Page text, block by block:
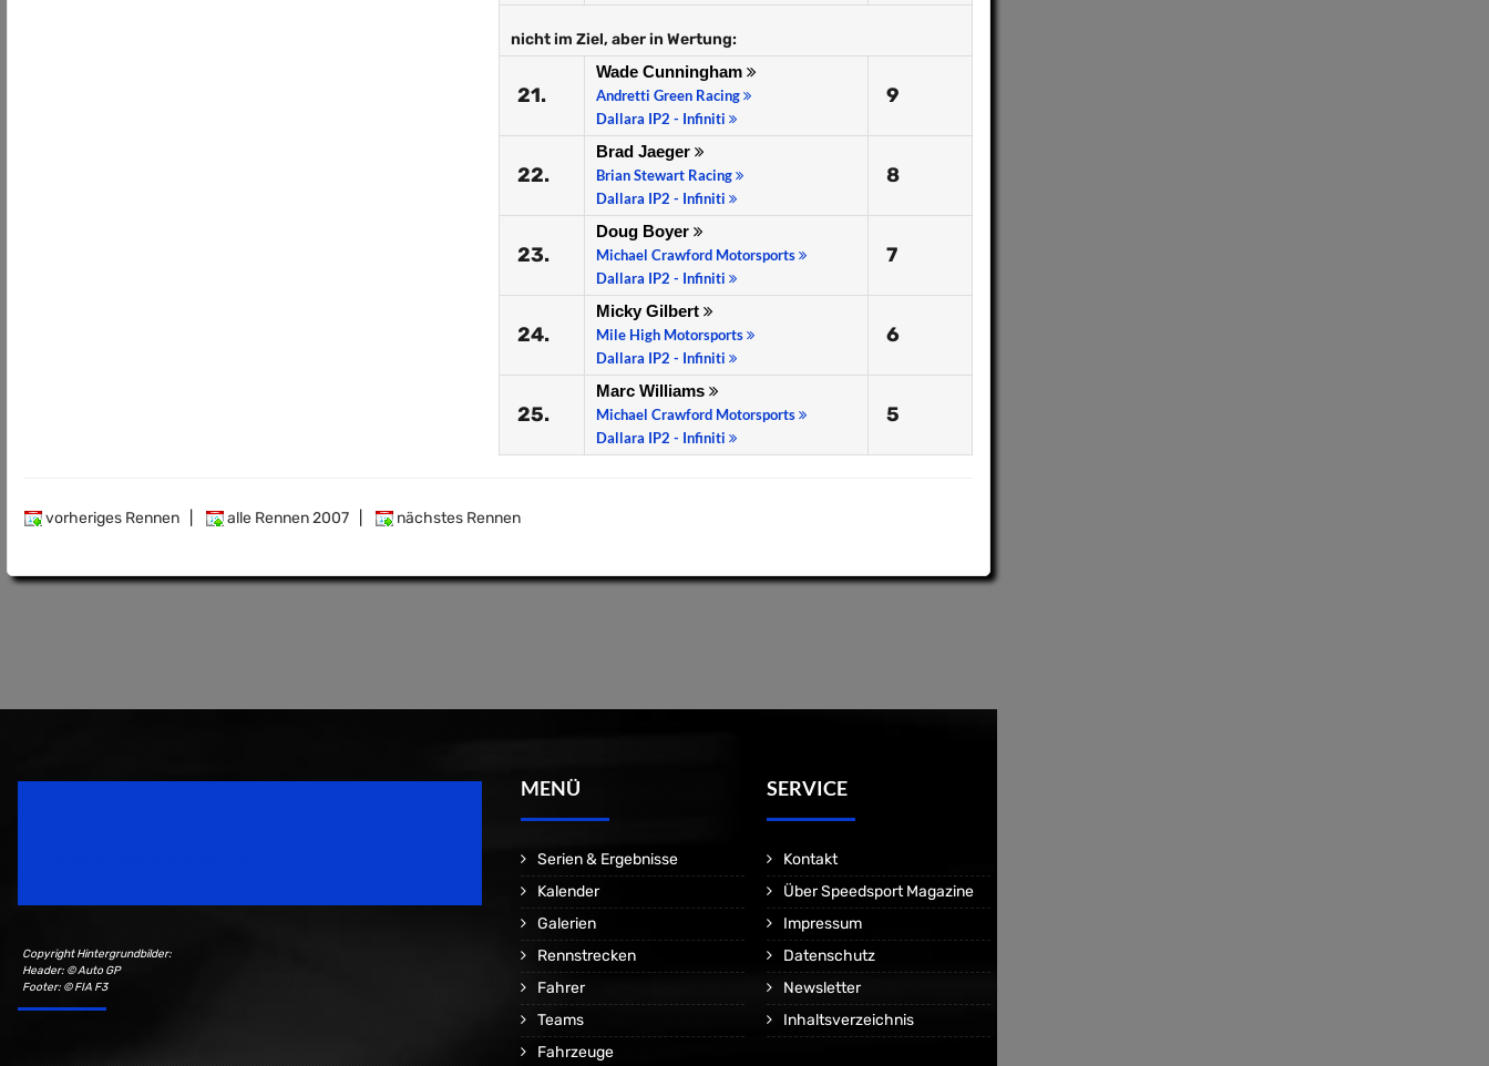
nicht im Ziel, aber in Wertung:
21.
Wade Cunningham
Andretti Green Racing
Dallara IP2 - Infiniti
9
22.
Brad Jaeger
Brian Stewart Racing
Dallara IP2 - Infiniti
8
23.
Doug Boyer
Michael Crawford Motorsports
Dallara IP2 - Infiniti
7
24.
Micky Gilbert
Mile High Motorsports
Dallara IP2 - Infiniti
6
25.
Marc Williams
Michael Crawford Motorsports
Dallara IP2 - Infiniti
5
vorheriges Rennen alle Rennen 2007 nächstes Rennen
Copyright Hintergrundbilder:
Header: © Auto GP
Footer: © FIA F3
MENÜ
Serien & Ergebnisse
Kalender
Galerien
Rennstrecken
Fahrer
Teams
Fahrzeuge
SERVICE
Kontakt
Über Speedsport Magazine
Impressum
Datenschutz
Newsletter
Inhaltsverzeichnis